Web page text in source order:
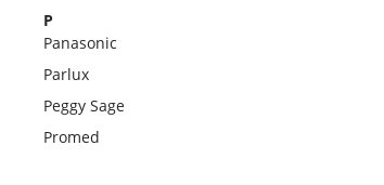
P
Panasonic
Parlux
Peggy Sage
Promed